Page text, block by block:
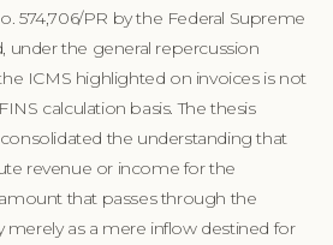
574,706/PR by the Federal Supreme
under the general repercussion
ICMS highlighted on invoices is not
calculation basis. The thesis
the understanding that
revenue or income for the
that passes through the
as a mere inflow destined for